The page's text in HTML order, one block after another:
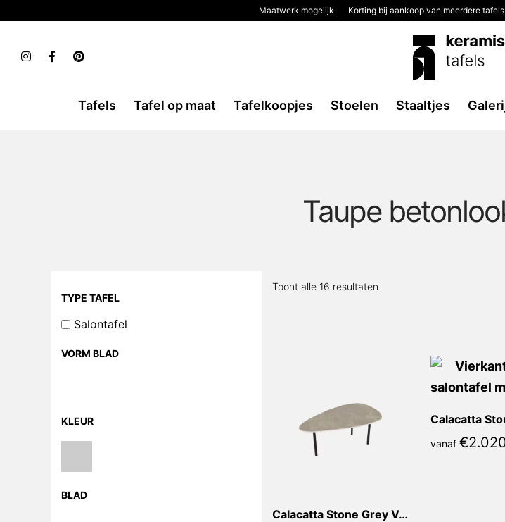
Maatwerk mogelijk Korting bij aankoop van meerdere
Tafels Tafel op maat Tafelkoopjes Stoelen Staaltjes
Taupe
Toont alle 16 resultaten
Calacatta Stone Grey Vanda Kiezel
vanaf €
TYPE TAFEL
Salontafel
VORM BLAD
KLEUR
BLAD